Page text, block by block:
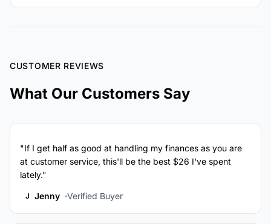
CUSTOMER REVIEWS
What Our Customers Say
"If I get half as good at handling my finances as you are
at customer service, this'll be the best $26 I've spent
lately."
J Jenny Verified Buyer